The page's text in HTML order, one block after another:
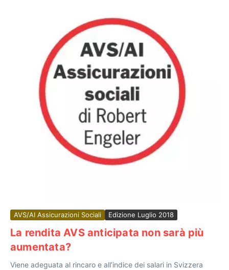
AVS/AI Assicurazioni Sociali Edizione Luglio 2018
La rendita AVS anticipata non sarà più
aumentata?
Viene adeguata al rincaro e all’indice dei salari in Svizzera